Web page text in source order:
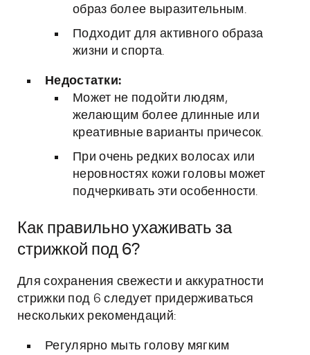
образ более выразительным.
Подходит для активного образа
жизни и спорта.
Недостатки:
Может не подойти людям,
желающим более длинные или
креативные варианты причесок.
При очень редких волосах или
неровностях кожи головы может
подчеркивать эти особенности.
Как правильно ухаживать за
стрижкой под 6?
Для сохранения свежести и аккуратности
стрижки под 6 следует придерживаться
нескольких рекомендаций:
Регулярно мыть голову мягким